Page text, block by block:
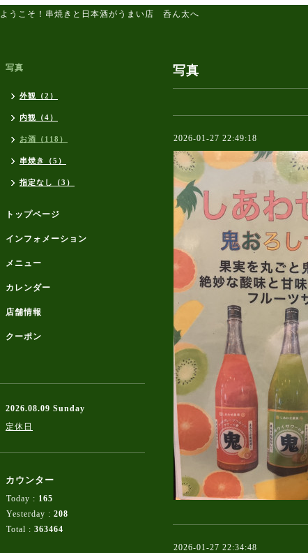
ようこそ！串焼きと日本酒がうまい店 呑ん太へ
写真
2026-01-27 22:49:18
2026-01-27 22:34:48
写真
外観（2）
内観（4）
お酒（118）
串焼き（5）
指定なし（3）
トップページ
インフォメーション
メニュー
カレンダー
店舗情報
クーポン
2026.08.09 Sunday
定休日
カウンター
Today : 165
Yesterday : 208
Total : 363464